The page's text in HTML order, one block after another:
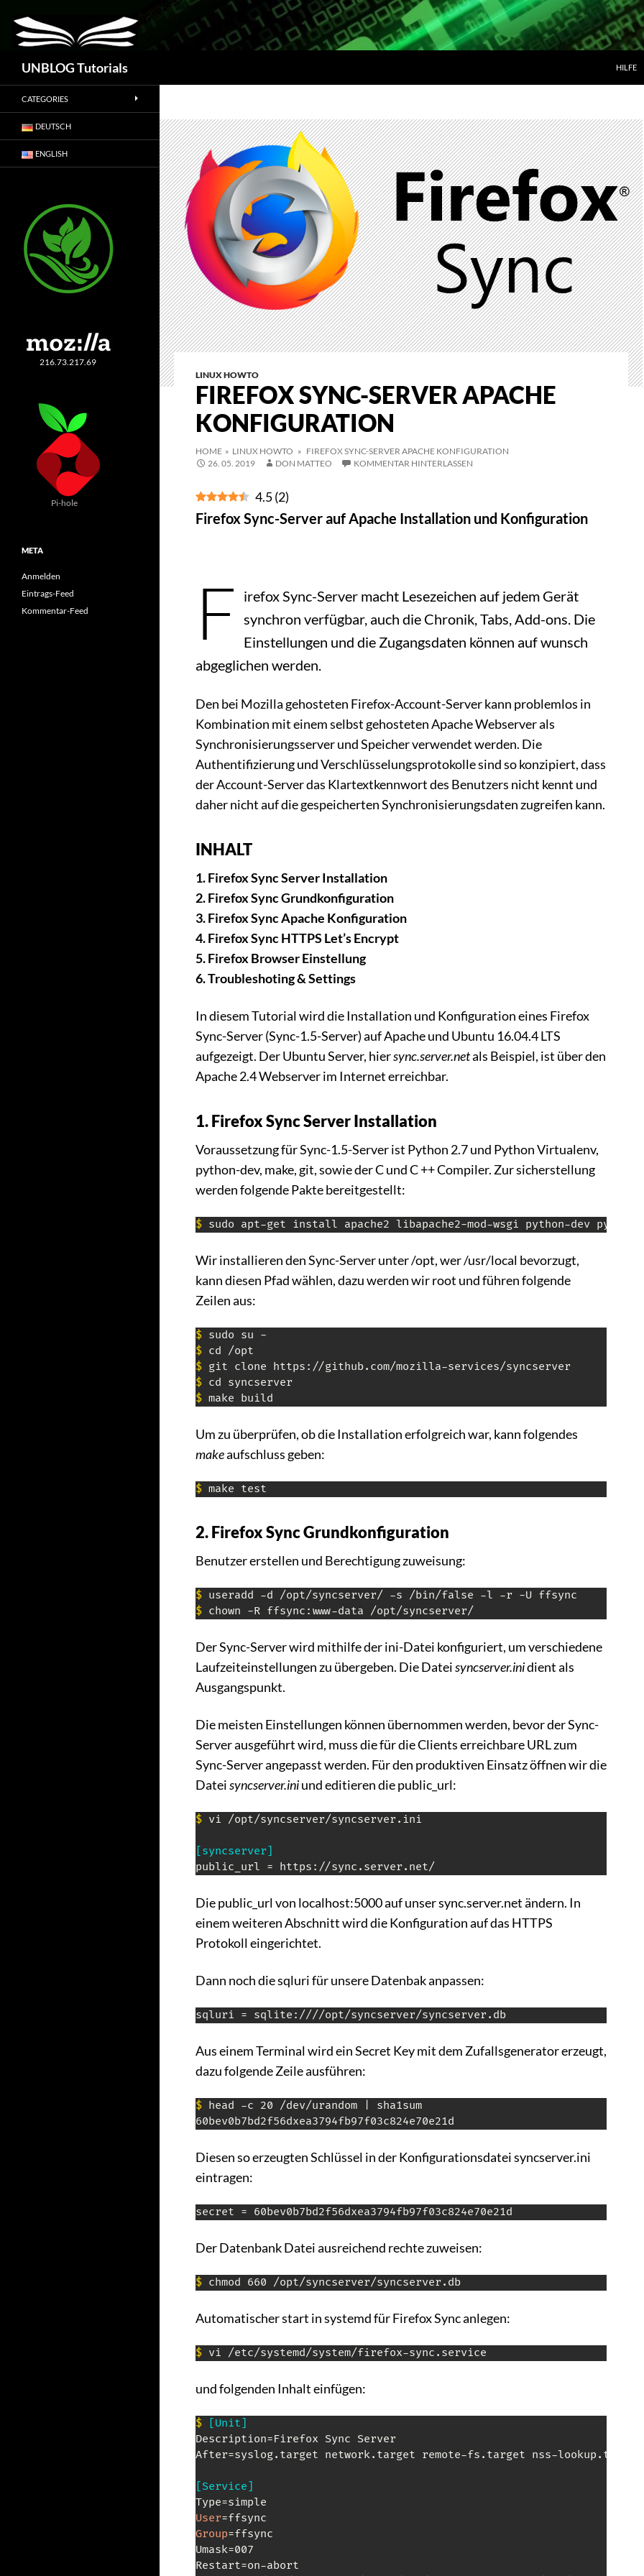
UNBLOG Tutorials
Suchen
HILFE
LINUX HOWTO
FIREFOX SYNC-SERVER APACHE
KONFIGURATION
HOME » LINUX HOWTO » FIREFOX SYNC-SERVER APACHE KONFIGURATION
26. 05. 2019
DON MATTEO KOMMENTAR HINTERLASSEN
4.5(2)
Firefox Sync-Server auf Apache Installation und Konfiguration
F
irefox Sync-Server macht Lesezeichen auf jedem Gerät
synchron verfügbar, auch die Chronik, Tabs, Add-ons. Die
Einstellungen und die Zugangsdaten können auf wunsch
abgeglichen werden.
Den bei Mozilla gehosteten Firefox-Account-Server kann problemlos in
Kombination mit einem selbst gehosteten Apache Webserver als
Synchronisierungsserver und Speicher verwendet werden. Die
Authentifizierung und Verschlüsselungsprotokolle sind so konzipiert, dass
der Account-Server das Klartextkennwort des Benutzers nicht kennt und
daher nicht auf die gespeicherten Synchronisierungsdaten zugreifen kann.
INHALT
1. Firefox Sync Server Installation
2. Firefox Sync Grundkonfiguration
3. Firefox Sync Apache Konfiguration
4. Firefox Sync HTTPS Let’s Encrypt
5. Firefox Browser Einstellung
6. Troubleshoting & Settings
In diesem Tutorial wird die Installation und Konfiguration eines Firefox
Sync-Server (Sync-1.5-Server) auf Apache und Ubuntu 16.04.4 LTS
aufgezeigt. Der Ubuntu Server, hiersync.server.netals Beispiel, ist über den
Apache 2.4 Webserver im Internet erreichbar.
1. Firefox Sync Server Installation
Voraussetzung für Sync-1.5-Server ist Python 2.7 und Python Virtualenv,
python-dev, make, git, sowie der C und C ++ Compiler. Zur sicherstellung
werden folgende Pakte bereitgestellt:
$ sudo apt-get install apache2 libapache2-mod-wsgi python-dev
Wir installieren den Sync-Server unter /opt, wer /usr/local bevorzugt,
kann diesen Pfad wählen, dazu werden wir root und führen folgende
Zeilen aus:
$
$
$
$
$ make build
Um zu überprüfen, ob die Installation erfolgreich war, kann folgendes
makeaufschluss geben:
$ make test
2. Firefox Sync Grundkonfiguration
Benutzer erstellen und Berechtigung zuweisung:
$
$ chown -R ffsync:www-data /opt/syncserver/
Der Sync-Server wird mithilfe der ini-Datei konfiguriert, um verschiedene
Laufzeiteinstellungen zu übergeben. Die Dateisyncserver.inidient als
Ausgangspunkt.
Die meisten Einstellungen können übernommen werden, bevor der Sync-
Server ausgeführt wird, muss die für die Clients erreichbare URL zum
Sync-Server angepasst werden. Für den produktiven Einsatz öffnen wir die
Dateisyncserver.iniund editieren die public_url:
$ vi /opt/syncserver/syncserver.ini
[syncserver]
public_url = https://sync.server.net/
Die public_url von localhost:5000 auf unser sync.server.net ändern. In
einem weiteren Abschnitt wird die Konfiguration auf das HTTPS
Protokoll eingerichtet.
Dann noch die sqluri für unsere Datenbak anpassen:
sqluri = sqlite:////opt/syncserver/syncserver.db
Aus einem Terminal wird ein Secret Key mit dem Zufallsgenerator erzeugt,
dazu folgende Zeile ausführen:
$ head -c 20 /dev/urandom | sha1sum
60bev0b7bd2f56dxea3794fb97f03c824e70e21d
Diesen so erzeugten Schlüssel in der Konfigurationsdatei syncserver.ini
eintragen:
secret = 60bev0b7bd2f56dxea3794fb97f03c824e70e21d
Der Datenbank Datei ausreichend rechte zuweisen:
$ chmod 660 /opt/syncserver/syncserver.db
Automatischer start in systemd für Firefox Sync anlegen:
$ vi /etc/systemd/system/firefox-sync.service
und folgenden Inhalt einfügen:
$
[Unit]
Description=Firefox Sync Server
After=syslog.target network.target remote-fs.target nss-lookup.target
[Service]
User
Group=ffsync
Umask=007
Restart=on-abort
CATEGORIES
DEUTSCH
ENGLISH
216.73.217.69
Pi-hole
META
Anmelden
Eintrags-Feed
Kommentar-Feed